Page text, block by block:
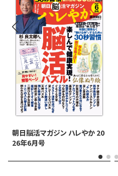
朝日脳活マガジン ハレやか 20
26年6月号